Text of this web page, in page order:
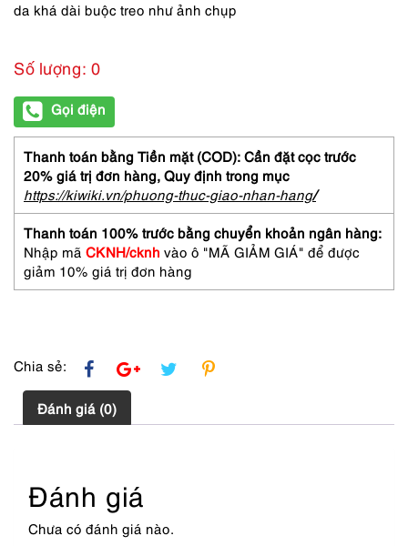
da khá dài buộc treo như ảnh chụp
Số lượng: 0
Gọi điện
Thanh toán bằng Tiền mặt (COD): Cần đặt cọc trước
20% giá trị đơn hàng, Quy định trong mục
https://kiwiki.vn/phuong-thuc-giao-nhan-hang/
Thanh toán 100% trước bằng chuyển khoản ngân hàng:
Nhập mã CKNH/cknh vào ô "MÃ GIẢM GIÁ" để được
giảm 10% giá trị đơn hàng
Chia sẻ:
Đánh giá (0)
Đánh giá
Chưa có đánh giá nào.